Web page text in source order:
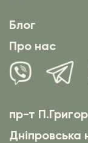
Блог
Про нас
пр-т